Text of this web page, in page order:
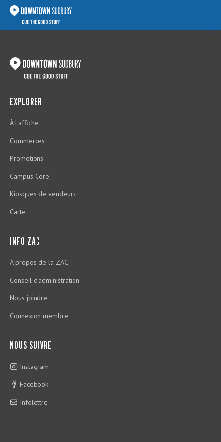
EXPLORER
À l'affiche
Commerces
Promotions
Campus Core
Kiosques de vendeurs
Carte
INFO ZAC
À propos de la ZAC
Conseil d'administration
Nous joindre
Connexion membre
NOUS SUIVRE
Instagram
Facebook
Infolettre